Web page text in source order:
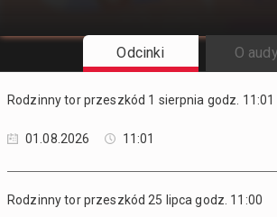
Odcinki O
Rodzinny tor przeszkód 1 sierpnia godz. 11:01
01.08.2026 11:01
Rodzinny tor przeszkód 25 lipca godz. 11:00